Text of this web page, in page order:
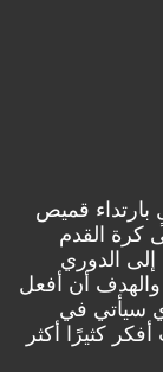
بارتداء قميص
كرة القدم
الدوري
أن أفعل
سيأتي في
كثيرًا أكثر